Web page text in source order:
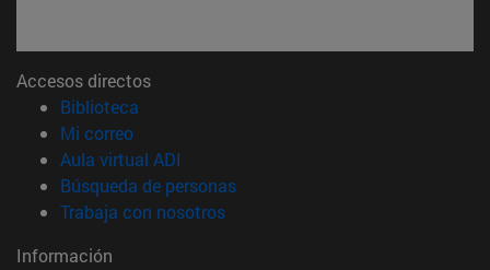
Accesos directos
Biblioteca
Mi correo(abre en nueva ventana)
Aula virtual ADI
Búsqueda de personas(abre en nueva ventana)
Trabaja con nosotros(abre en nueva ventana)
Información